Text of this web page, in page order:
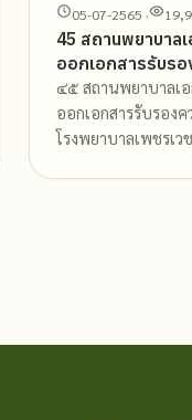
05-07-2565 ·
45 สถานพยาบาล
ออกเอกสารรับร
๔๕ สถานพยาบาลเ
ออกเอกสารรับรอง
โรงพยาบาลเพชรเว